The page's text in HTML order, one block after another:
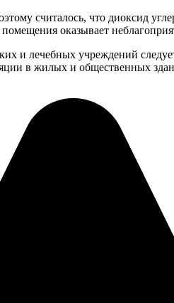
считалось, что диоксид
оказывает
и лечебных учреждений
в жилых и общественных